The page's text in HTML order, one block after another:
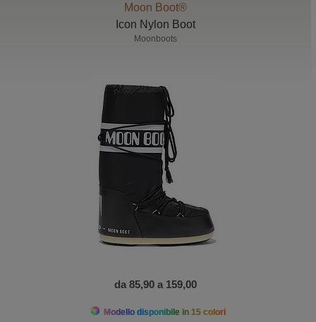
Moon Boot®
Icon Nylon Boot
Moonboots
da 85,90 a 159,00
Modello disponibile in 15 colori